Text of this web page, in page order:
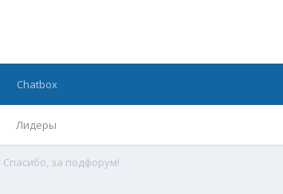
Лидеры
Chatbox
Спасибо, за подфорум!